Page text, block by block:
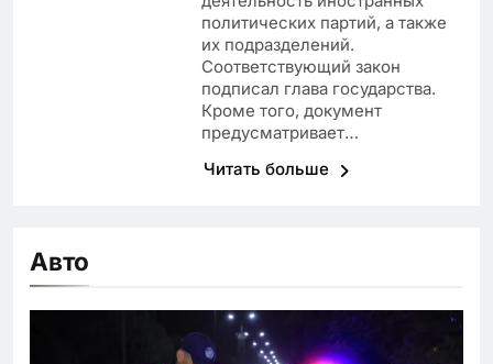
политических партий, а также
их подразделений.
Соответствующий закон
подписал глава государства.
Кроме того, документ
предусматривает…
Читать больше
Авто